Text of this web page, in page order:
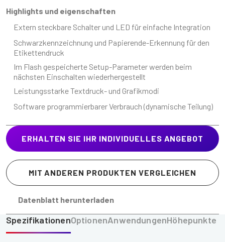
Highlights und eigenschaften
Extern steckbare Schalter und LED für einfache Integration
Schwarzkennzeichnung und Papierende-Erkennung für den
Etikettendruck
Im Flash gespeicherte Setup-Parameter werden beim
nächsten Einschalten wiederhergestellt
Leistungsstarke Textdruck- und Grafikmodi
Software programmierbarer Verbrauch (dynamische Teilung)
ERHALTEN SIE IHR INDIVIDUELLES ANGEBOT
MIT ANDEREN PRODUKTEN VERGLEICHEN
Datenblatt herunterladen
SpezifikationenOptionenAnwendungenHöhepunkte